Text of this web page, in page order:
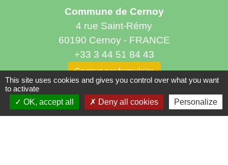
Commune de Cernoy
4 rue Saint-Rémy
60190 Cernoy - FRANCE
+33 3 44 51 84 43
Contact par formulaire
Horaires d'ouverture au public
le mercredi de 17h à 19h
This site uses cookies and gives you control over what you want
to activate
OK, accept all
Deny all cookies Personalize